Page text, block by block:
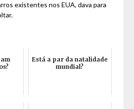
existentes nos EUA, dava para
Está a par da natalidade
mundial?